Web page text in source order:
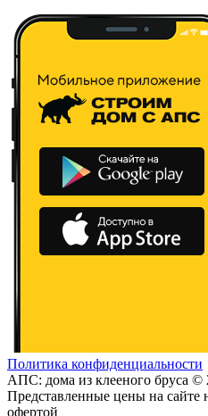
Политика конфиденциальности
АПС: дома из клееного бруса ©
Представленные цены на сайте
офертой